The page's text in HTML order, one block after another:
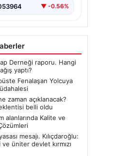
▼ -0.56%
Derneği raporu. Hangi
yaptı?
Fenalaşan Yolcuya
zaman açıklanacak?
belli oldu
alanlarında Kalite ve
mesajı. Kılıçdaroğlu:
üniter devlet kırmızı